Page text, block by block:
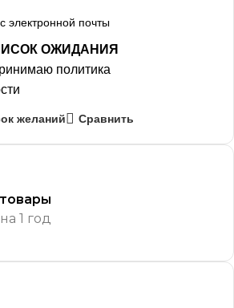
ОЖИДАНИЯ
политика
желаний Сравнить
1 год